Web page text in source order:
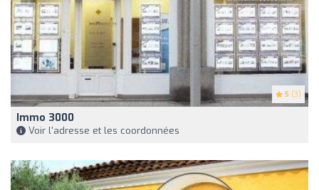
5 (3)
Immo 3000
Voir l'adresse et les coordonnées